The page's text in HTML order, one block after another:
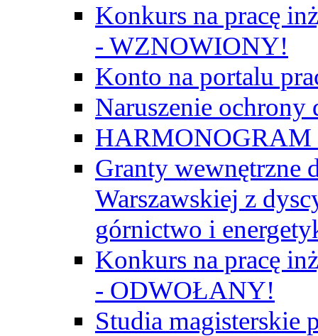
Konkurs na pracę
- WZNOWIONY!
Konto na portalu
Naruszenie ochrony
Granty wewnętrzne
Warszawskiej z
górnictwo i
Konkurs na pracę
- ODWOŁANY!
Studia magisterskie